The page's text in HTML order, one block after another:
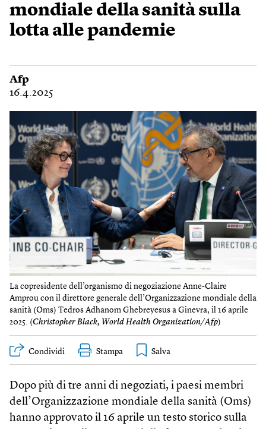
mondiale della sanità sulla
lotta alle pandemie
Afp
16.4.2025
La copresidente dell’organismo di negoziazione Anne-Claire
Amprou con il direttore generale dell’Organizzazione mondiale della
sanità (Oms) Tedros Adhanom Ghebreyesus a Ginevra, il 16 aprile
2025. (Christopher Black, World Health Organization/Afp)
Condividi Stampa
Dopo più di tre anni di negoziati, i paesi membri
dell’Organizzazione mondiale della sanità (Oms)
hanno approvato il 16 aprile un testo storico sulla